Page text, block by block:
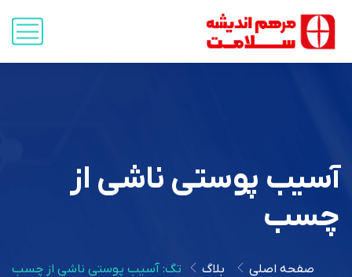
آسیب پوستی ناشی از
چسب
صفحه اصلی بلاگ تگ: آسیب پوستی ناشی از چسب